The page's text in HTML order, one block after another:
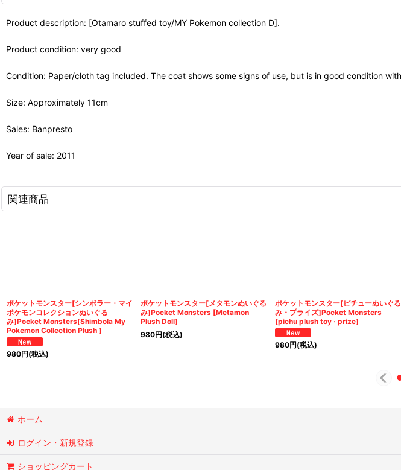
Product description: [Otamaro stuffed toy/MY Pokemon collection D].
Product condition: very good
Condition: Paper/cloth tag included. The coat shows some signs of use, but is in good condition
Size: Approximately 11cm
Sales: Banpresto
Year of sale: 2011
関連商品
ポケットモンスター[シンボラー・マイ
ポケモンコレクションぬいぐる
み]Pocket Monsters[Shimbola My
Pokemon Collection Plush ]
980円(税込)
ポケットモンスター[メタモンぬいぐる
み]Pocket Monsters [Metamon
Plush Doll]
980円(税込)
ポケットモンスター[ピチューぬいぐる
み・プライズ]Pocket Monsters
[pichu plush toy · prize]
980円(税込)
ホーム
ログイン・新規登録
ショッピングカート